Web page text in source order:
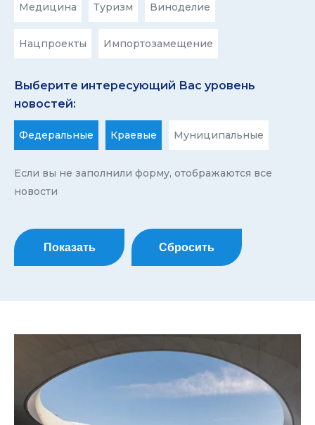
Медицина Туризм Виноделие
Нацпроекты Импортозамещение
Выберите интересующий Вас уровень
новостей:
Федеральные Краевые Муниципальные
Если вы не заполнили форму, отображаются все
новости
Показать Сбросить